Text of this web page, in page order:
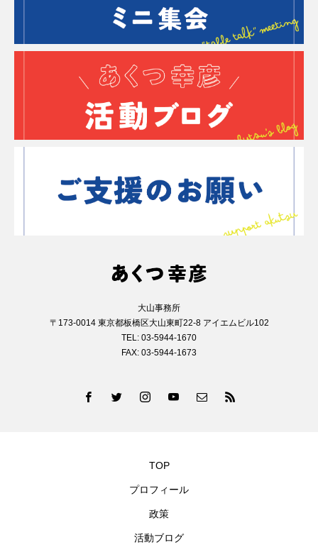
大山事務所
〒173-0014 東京都板橋区大山東町22-8 アイエムビル102
TEL: 03-5944-1670
FAX: 03-5944-1673
TOP
プロフィール
政策
活動ブログ